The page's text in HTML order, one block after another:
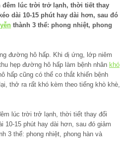
đêm lúc trời trở lạnh, thời tiết thay
dài 10-15 phút hay dài hơn, sau đó
thành 3 thể: phong nhiệt, phong
đường hô hấp. Khi dị ứng, lớp niêm
hẹp đường hô hấp làm bệnh nhân khó
hấp cũng có thể co thắt khiến bệnh
thở ra rất khó kèm theo tiếng khò khè,
lúc trời trở lạnh, thời tiết thay đổi
10-15 phút hay dài hơn, sau đó giảm
3 thể: phong nhiệt, phong hàn và